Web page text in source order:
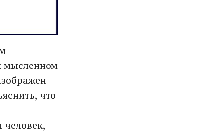
мысленном
что
человек,